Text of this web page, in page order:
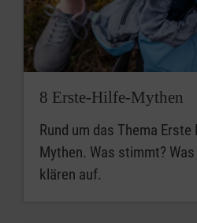
8 Erste-Hilfe-Mythen
Rund um das Thema
Mythen. Was stimmt?
klären auf.